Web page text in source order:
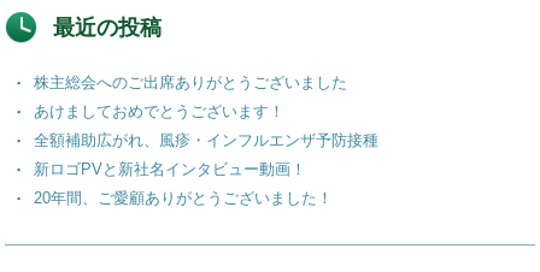
最近の投稿
株主総会へのご出席ありがとうございました
あけましておめでとうございます！
全額補助広がれ、風疹・インフルエンザ予防接種
新ロゴPVと新社名インタビュー動画！
20年間、ご愛顧ありがとうございました！